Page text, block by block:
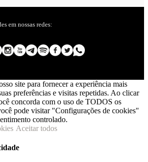
em nossas redes:
site para fornecer a experiência mais
preferências e visitas repetidas. Ao clicar
concorda com o uso de TODOS os
pode visitar "Configurações de cookies"
controlado.
Aceitar todos